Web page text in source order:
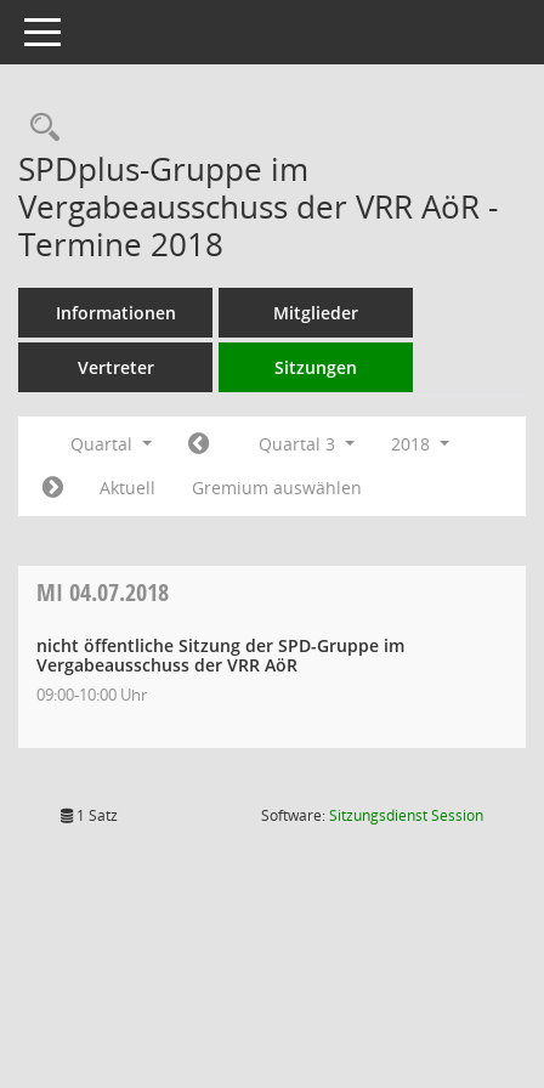
Toggle navigation
Rechercheauswahl
SPDplus-Gruppe im
Vergabeausschuss der VRR AöR -
Termine 2018
Informationen Mitglieder
Vertreter Sitzungen
Quartal Quartal 3
2018
Aktuell
Gremium auswählen
MI 04.07.2018
nicht öffentliche Sitzung der SPD-Gruppe im
Vergabeausschuss der VRR AöR
09:00-10:00 Uhr
1 Satz Software:SitzungsdienstSession(Wird in